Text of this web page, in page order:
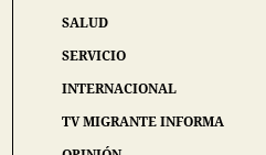
SALUD
SERVICIO
INTERNACIONAL
TV MIGRANTE INFORMA